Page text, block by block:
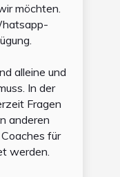
möchten.
alleine und
In der
Fragen
anderen
für
werden.